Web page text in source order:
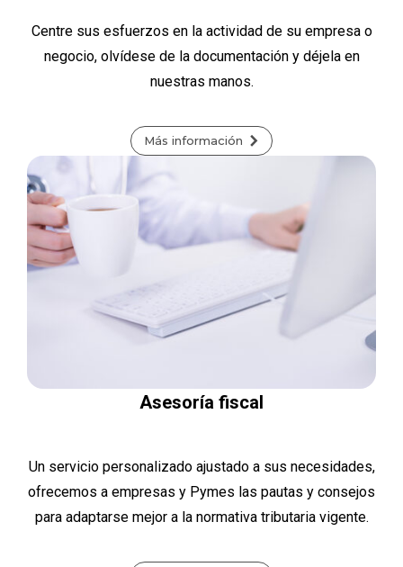
Centre sus esfuerzos en la actividad de su empresa o
negocio, olvídese de la documentación y déjela en
nuestras manos.
Más información
Asesoría fiscal
Un servicio personalizado ajustado a sus necesidades,
ofrecemos a empresas y Pymes las pautas y consejos
para adaptarse mejor a la normativa tributaria vigente.